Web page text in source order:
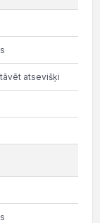
atsevišķi